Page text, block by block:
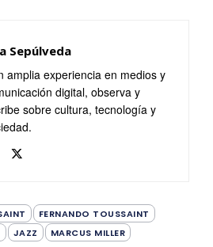
Sepúlveda
amplia experiencia en medios y
digital, observa y
sobre cultura, tecnología y
FERNANDO TOUSSAINT
JAZZ MARCUS MILLER